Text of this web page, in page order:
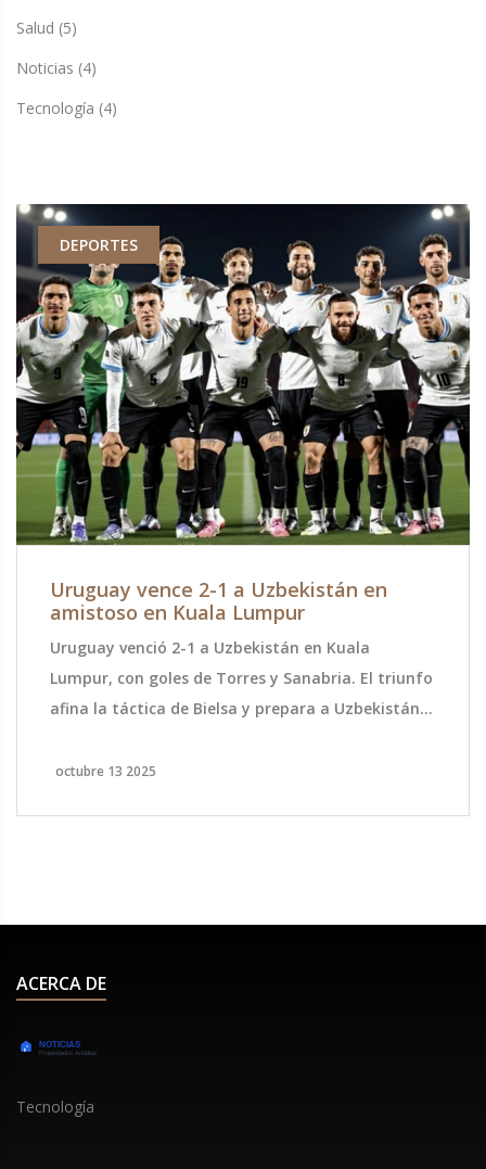
Salud (5)
Noticias (4)
Tecnología (4)
DEPORTES
Uruguay vence 2-1 a Uzbekistán en
amistoso en Kuala Lumpur
Uruguay venció 2-1 a Uzbekistán en Kuala
Lumpur, con goles de Torres y Sanabria. El triunfo
afina la táctica de Bielsa y prepara a Uzbekistán
octubre 13 2025
ACERCA DE
Tecnología